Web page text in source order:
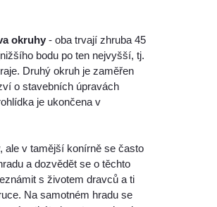
okruhy - oba trvají zhruba 45
bodu po ten nejvyšší, tj.
Druhý okruh je zaměřen
o stavebních úpravách
je ukončena v
ale v tamější konírně se často
a dozvědět se o těchto
s životem dravců a ti
Na samotném hradu se